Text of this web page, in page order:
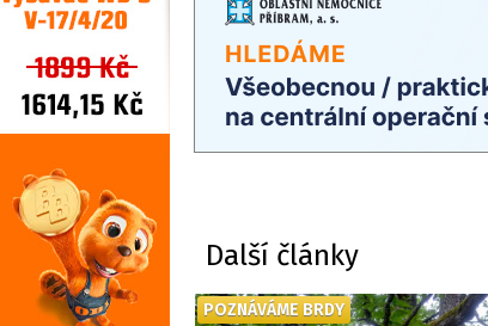
Další články
POZNÁVÁME BRDY